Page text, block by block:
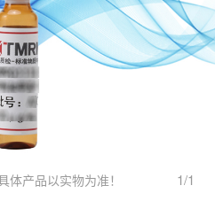
体产品以实物为准！ 1/1